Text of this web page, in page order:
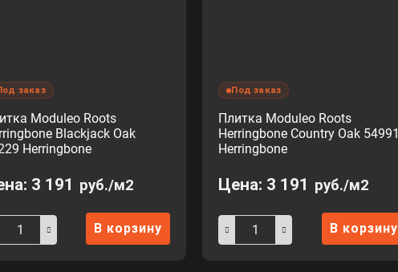
заказ
Moduleo Roots
Blackjack Oak
Herringbone
3 191 руб./м2
В корзину
Под заказ
Плитка Moduleo Roots
Herringbone Country Oak 54991
Herringbone
Цена: 3 191 руб./м2
В корзину